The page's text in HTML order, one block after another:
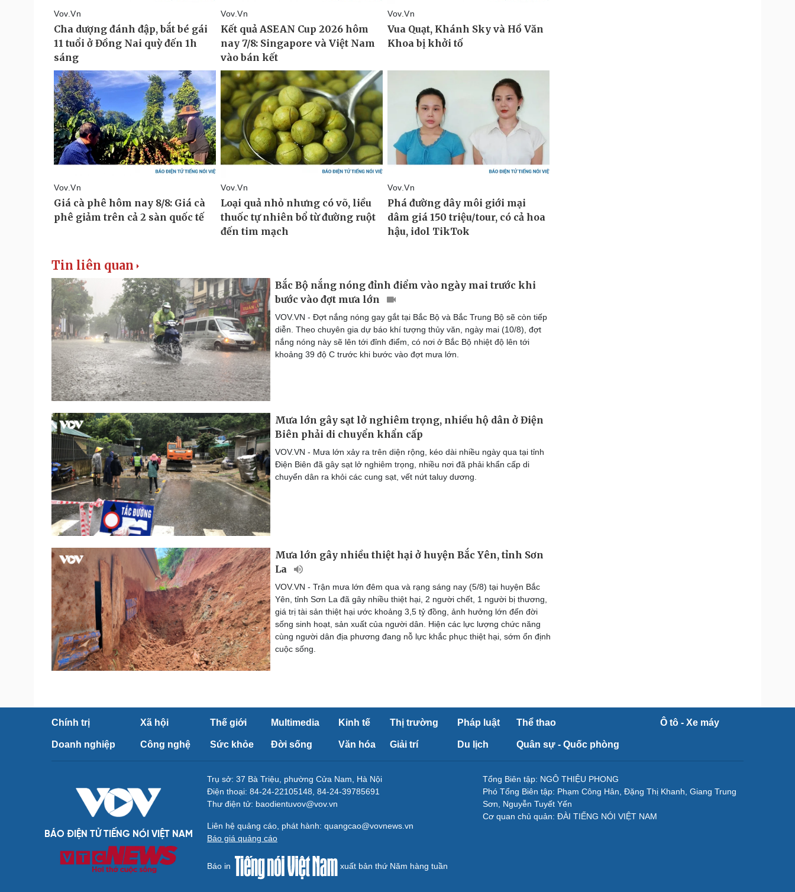
Tin liên quan
Bắc Bộ nắng nóng đỉnh điểm vào ngày mai trước khi
bước vào đợt mưa lớn
VOV.VN - Đợt nắng nóng gay gắt tại Bắc Bộ và Bắc Trung Bộ sẽ còn tiếp
diễn. Theo chuyên gia dự báo khí tượng thủy văn, ngày mai (10/8), đợt
nắng nóng này sẽ lên tới đỉnh điểm, có nơi ở Bắc Bộ nhiệt độ lên tới
khoảng 39 độ C trước khi bước vào đợt mưa lớn.
Mưa lớn gây sạt lở nghiêm trọng, nhiều hộ dân ở Điện
Biên phải di chuyển khẩn cấp
VOV.VN - Mưa lớn xảy ra trên diện rộng, kéo dài nhiều ngày qua tại tỉnh
Điện Biên đã gây sạt lở nghiêm trọng, nhiều nơi đã phải khẩn cấp di
chuyển dân ra khỏi các cung sạt, vết nứt taluy dương.
Mưa lớn gây nhiều thiệt hại ở huyện Bắc Yên, tỉnh Sơn
La
VOV.VN - Trận mưa lớn đêm qua và rạng sáng nay (5/8) tại huyện Bắc
Yên, tỉnh Sơn La đã gây nhiều thiệt hại, 2 người chết, 1 người bị thương,
giá trị tài sản thiệt hại ước khoảng 3,5 tỷ đồng, ảnh hưởng lớn đến đời
sống sinh hoạt, sản xuất của người dân. Hiện các lực lượng chức năng
cùng người dân địa phương đang nỗ lực khắc phục thiệt hại, sớm ổn định
cuộc sống.
Chính trị Xã hội Thế giới Multimedia Kinh tế Thị trường Pháp luật Thể thao Ô tô - Xe máy
Doanh nghiệp Công nghệ Sức khỏe Đời sống Văn hóa Giải trí Du lịch Quân sự - Quốc phòng
BÁO ĐIỆN TỬ TIẾNG NÓI VIỆT NAM
Trụ sở: 37 Bà Triệu, phường Cửa Nam, Hà Nội
Điện thoại: 84-24-22105148, 84-24-39785691
Thư điện tử: baodientuvov@vov.vn
Liên hệ quảng cáo, phát hành: quangcao@vovnews.vn
Báo giá quảng cáo
Báo in xuất bản thứ Năm hàng tuần
Tổng Biên tập: NGÔ THIỆU PHONG
Phó Tổng Biên tập: Phạm Công Hân, Đặng Thị Khanh, Giang Trung
Sơn, Nguyễn Tuyết Yến
Cơ quan chủ quản: ĐÀI TIẾNG NÓI VIỆT NAM